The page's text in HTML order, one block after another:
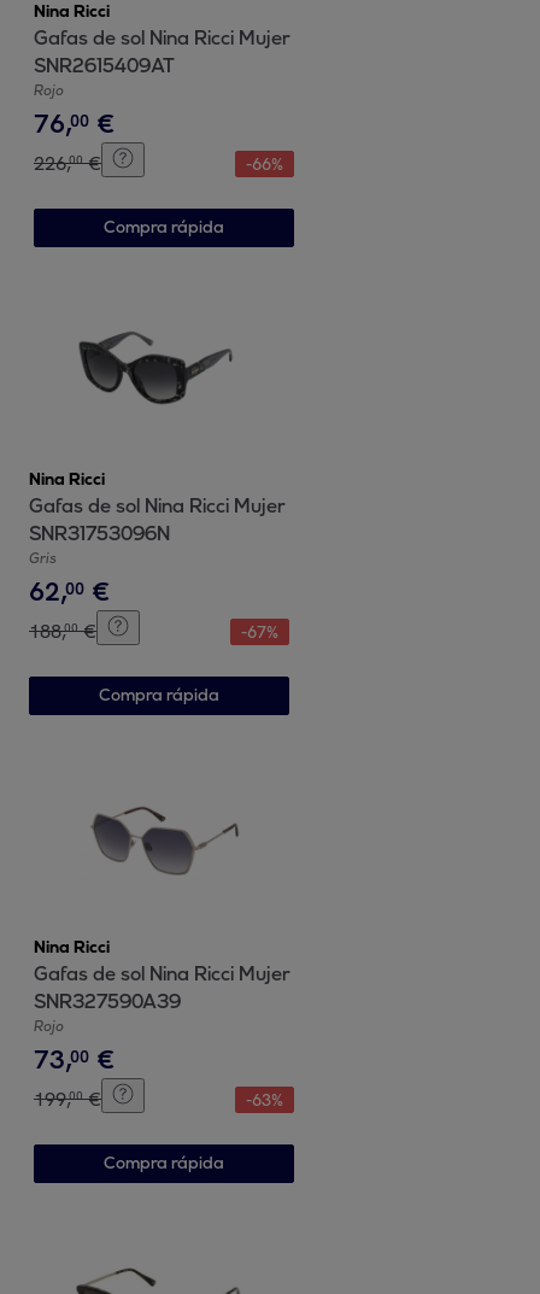
Nina Ricci
Gafas de sol Nina Ricci Mujer
SNR2615409AT
Rojo
76,00 €
226,00 € -66%
Compra rápida
Nina Ricci
Gafas de sol Nina Ricci Mujer
SNR31753096N
Gris
62,00 €
188,00 € -67%
Compra rápida
Nina Ricci
Gafas de sol Nina Ricci Mujer
SNR327590A39
Rojo
73,00 €
199,00 € -63%
Compra rápida